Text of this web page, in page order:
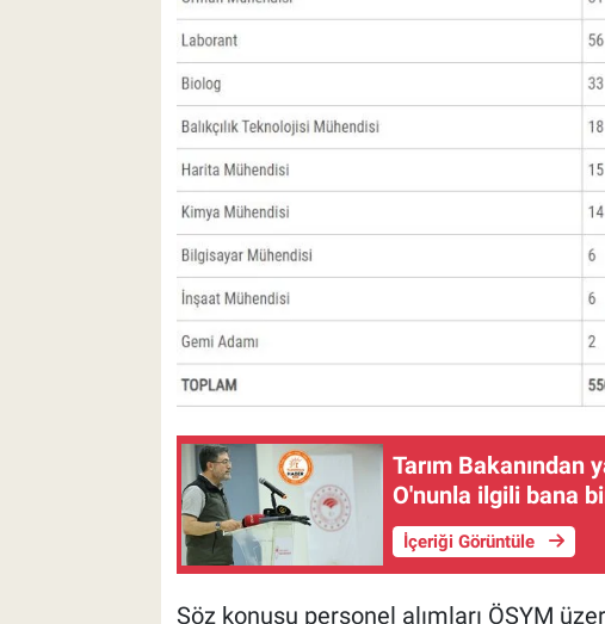
Tarım Bakanından
O'nunla ilgili bana
İçeriği Görüntüle
Söz konusu personel alımları ÖSYM